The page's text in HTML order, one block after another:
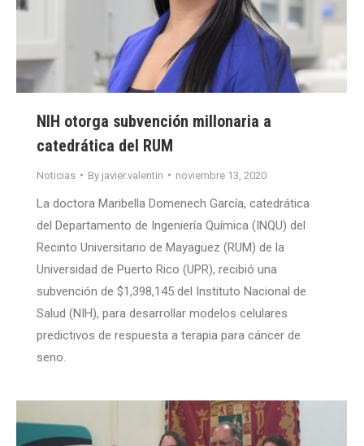
NIH otorga subvención millonaria a
catedrática del RUM
Noticias By javier.valentin noviembre 13, 2020
La doctora Maribella Domenech García, catedrática
del Departamento de Ingeniería Química (INQU) del
Recinto Universitario de Mayagüez (RUM) de la
Universidad de Puerto Rico (UPR), recibió una
subvención de $1,398,145 del Instituto Nacional de
Salud (NIH), para desarrollar modelos celulares
predictivos de respuesta a terapia para cáncer de
seno.